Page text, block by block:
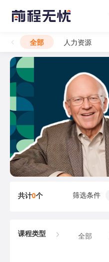
全部 人力资源
共计0个 筛选条件
课程类型 全部